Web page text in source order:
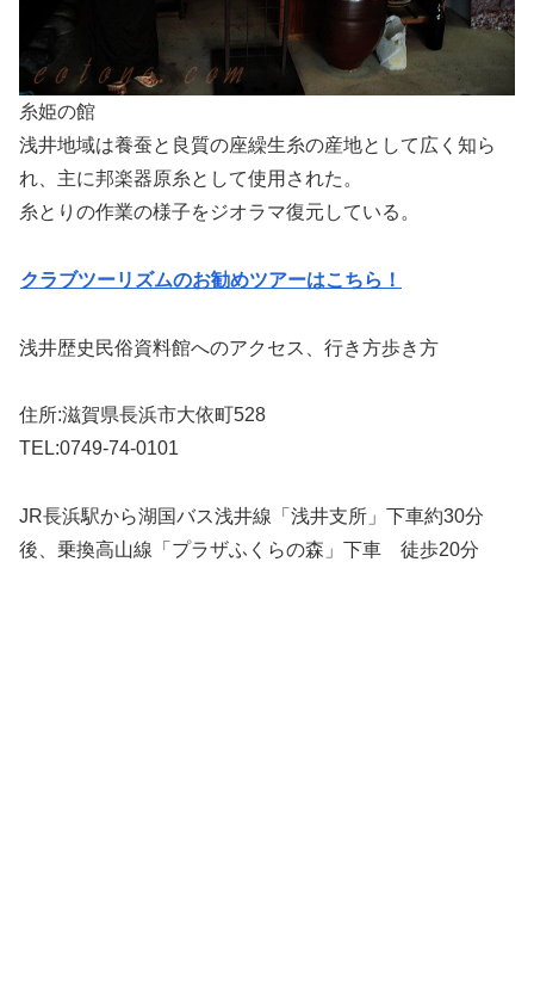
糸姫の館
浅井地域は養蚕と良質の座繰生糸の産地として広く知ら
れ、主に邦楽器原糸として使用された。
糸とりの作業の様子をジオラマ復元している。
クラブツーリズムのお勧めツアーはこちら！
浅井歴史民俗資料館へのアクセス、行き方歩き方
住所:滋賀県長浜市大依町528
TEL:0749-74-0101
JR長浜駅から湖国バス浅井線「浅井支所」下車約30分
後、乗換高山線「プラザふくらの森」下車 徒歩20分